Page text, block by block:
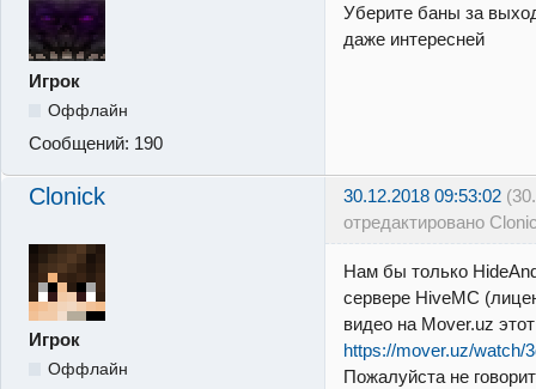
Игрок
Оффлайн
Сообщений: 190
Уберите баны за
даже интересней
Clonick 30.12.2018 09:53:02
отредактировано
Игрок
Оффлайн
Нам бы только
сервере HiveMC
видео на Mover.uz
https://mover.uz/watch/
Пожалуйста не